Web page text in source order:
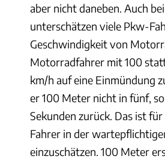
aber nicht daneben. Auch
unterschätzen viele Pkw-
Geschwindigkeit von
Motorradfahrer mit 100
km/h auf eine Einmündung
er 100 Meter nicht in fünf,
Sekunden zurück. Das ist
Fahrer in der
einzuschätzen. 100 Meter